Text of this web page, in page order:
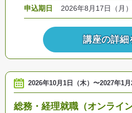
申込期日 2026年8月17日（月
講座の詳細
2026年10月1日（木） 〜2027年1月
総務・経理就職（オンライ